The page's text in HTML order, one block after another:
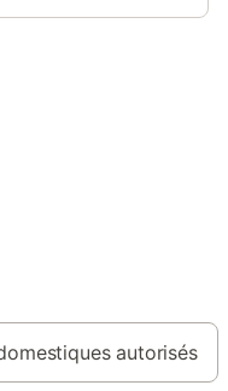
autorisés